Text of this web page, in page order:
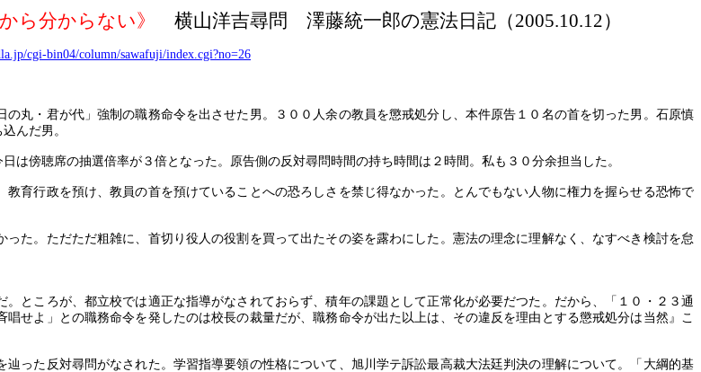
ら分からない》 横山洋吉尋問 澤藤統一郎の憲法日記（2005.10.12）
cgi-bin04/column/sawafuji/index.cgi?no=26
丸・君が代」強制の職務命令を出させた男。３００人余の教員を懲戒処分し、本件原告１０名の首を切った男。石原慎
んだ男。
傍聴席の抽選倍率が３倍となった。原告側の反対尋問時間の持ち時間は２時間。私も３０分余担当した。
育行政を預け、教員の首を預けていることへの恐ろしさを禁じ得なかった。とんでもない人物に権力を握らせる恐怖で
た。ただただ粗雑に、首切り役人の役割を買って出たその姿を露わにした。憲法の理念に理解なく、なすべき検討を怠
ところが、都立校では適正な指導がなされておらず、積年の課題として正常化が必要だつた。だから、「１０・２３通
せよ」との職務命令を発したのは校長の裁量だが、職務命令が出た以上は、その違反を理由とする懲戒処分は当然』こ
った反対尋問がなされた。学習指導要領の性格について、旭川学テ訴訟最高裁大法廷判決の理解について。「大綱的基